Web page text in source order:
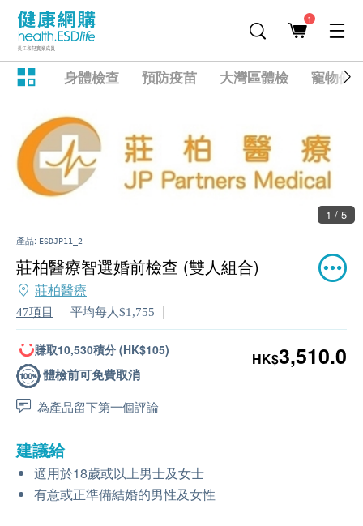
1
身體檢查 預防疫苗 大灣區體檢 寵物健
1 / 5
產品: ESDJP11_2
莊柏醫療智選婚前檢查 (雙人組合)
莊柏醫療
47項目 平均每人$1,755
賺取10,530積分 (HK$105)
體檢前可免費取消
為產品留下第一個評論
HK$3,510.0
建議給
適用於18歲或以上男士及女士
有意或正準備結婚的男性及女性